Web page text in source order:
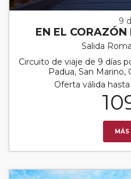
9
EN EL
Salida
Circuito de viaje de 9 días
Padua, San Marino,
Oferta válida
MÁS